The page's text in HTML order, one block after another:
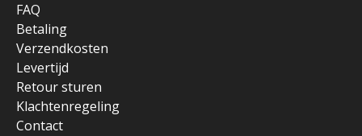
FAQ
Betaling
Verzendkosten
Levertijd
Retour sturen
Klachtenregeling
Contact